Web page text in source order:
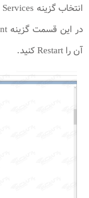
آن را Restart ‌کنید.